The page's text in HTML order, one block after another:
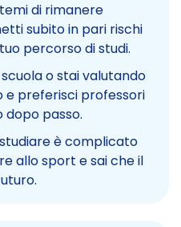
di rimanere
subito in pari rischi
percorso di studi.
o stai valutando
e preferisci professori
dopo passo.
è complicato
allo sport e sai che il